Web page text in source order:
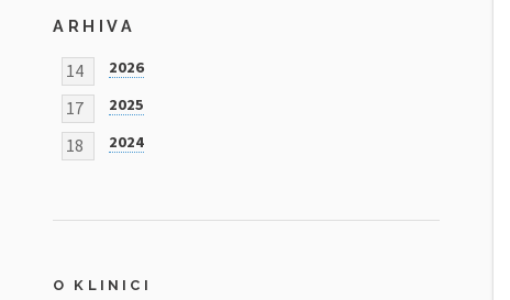
ARHIVA
14 2026
17 2025
18 2024
O KLINICI